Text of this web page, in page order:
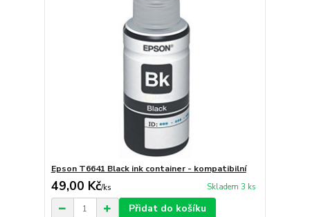
Epson T6641 Black ink container - kompatibilní
49,00 Kč/ks Skladem 3 ks
Přidat do košíku